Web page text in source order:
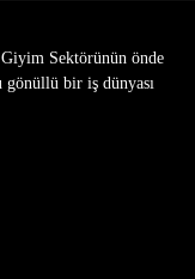
Sektörünün önde
bir iş dünyası